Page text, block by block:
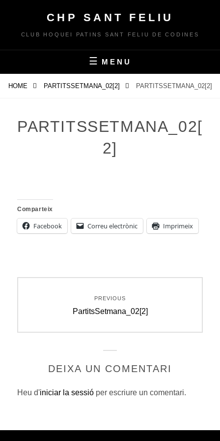
content
CHP SANT FELIU
CLUB HOQUEI PATINS SANT FELIU DE CODINES
MENU
HOME PARTITSSETMANA_02[2] PARTITSSETMANA_02[2]
PARTITSSETMANA_02[
2]
Comparteix
Facebook Correu electrònic Imprimeix
d'entrades
PREVIOUS
Previous
PartitsSetmana_02[2]
DEIXA UN COMENTARI
Heu d'iniciar la sessió per escriure un comentari.